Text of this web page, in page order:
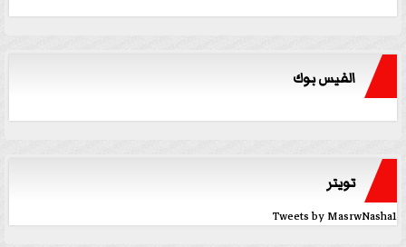
الفيس بوك
تويتر
Tweets by MasrwNasha1